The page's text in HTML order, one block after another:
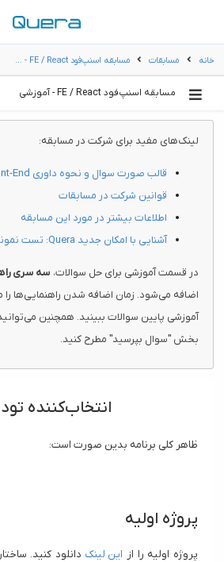
خانه مسابقات مسابقه اسنپ‌فود FE / React - …
مسابقه اسنپ‌فود FE / React - آموزشی
لینک‌های مفید برای شرکت در مسابقه:
قالب صورت سوال و نحوه داوری Front-End
قوانین شرکت در مسابقات
اطلاعات بیشتر در مورد این مسابقه
آشنایی با امکان جدید Quera: تست نمونه سوال‌های تکنولوژی
در قسمت آموزشی برای حل سوالات، سه سری
اضافه می‌شود. زمان اضافه شدن راهنمایی‌ها
آموزشی پایین سوالات ببینید.‌ همچنین
بخش "سوال بپرسید" مطرح کنید.
انتخاب‌کننده
ظاهر کلی برنامه بدین صورت است:
پروژه اولیه
پروژه اولیه را از این لینک دانلود کنید.